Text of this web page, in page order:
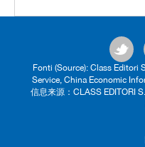
Fonti (Source): Class Editori
Service, China Economic
信息来源：CLASS EDITORI